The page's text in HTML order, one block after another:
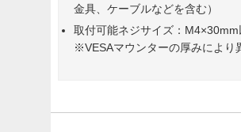
金具、ケーブルなどを含む）
取付可能ネジサイズ：
※VESAマウンターの厚みにより